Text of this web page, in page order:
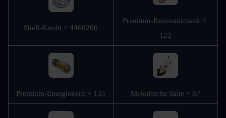
Shell-Kredit × 4460260
Premium-Resonanztrank ×
122
Premium-Energiekern × 135 Melodische Saite × 87